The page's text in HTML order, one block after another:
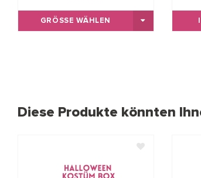
GRÖSSE WÄHLEN
Diese Produkte könnten